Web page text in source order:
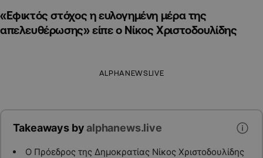
«Εφικτός στόχος η ευλογημένη μέρα της
απελευθέρωσης» είπε ο Νίκος Χριστοδουλίδης
ALPHANEWSLIVE
Takeaways byalphanews.live
Ο Πρόεδρος της Δημοκρατίας Νίκος Χριστοδουλίδης